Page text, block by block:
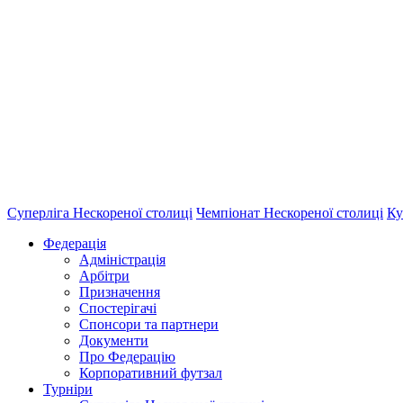
Суперліга Нескореної столиці Чемпіонат Нескореної столиці
Федерація
Адміністрація
Арбітри
Призначення
Спостерігачі
Спонсори та партнери
Документи
Про Федерацію
Корпоративний футзал
Турніри